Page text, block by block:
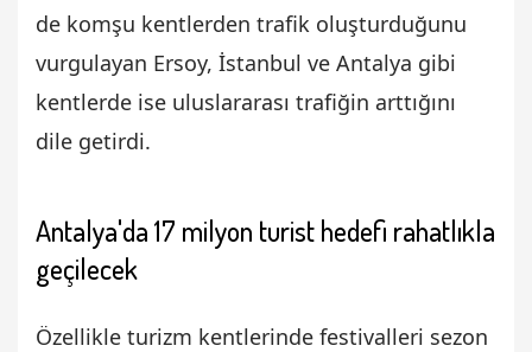
de komşu kentlerden trafik oluşturduğunu
vurgulayan Ersoy, İstanbul ve Antalya gibi
kentlerde ise uluslararası trafiğin arttığını
dile getirdi.
Antalya'da 17 milyon turist hedefi rahatlıkla
geçilecek
Özellikle turizm kentlerinde festivalleri sezon